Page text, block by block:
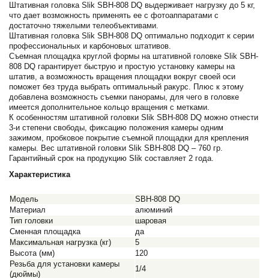
Штативная головка Slik SBH-808 DQ выдерживает нагрузку до 5 кг,
что дает возможность применять ее с фотоаппаратами с
достаточно тяжелыми телеобъективами.
Штативная головка Slik SBH-808 DQ оптимально подходит к серии
профессиональных и карбоновых штативов.
Съемная площадка круглой формы на штативной головке Slik SBH-
808 DQ гарантирует быструю и простую установку камеры на
штатив, а возможность вращения площадки вокруг своей оси
поможет без труда выбрать оптимальный ракурс. Плюс к этому
добавлена возможность съемки панорамы, для чего в головке
имеется дополнительное кольцо вращения с метками.
К особенностям штативной головки Slik SBH-808 DQ можно отнести
3-и степени свободы, фиксацию положения камеры одним
зажимом, пробковое покрытие съемной площадки для крепления
камеры. Вес штативной головки Slik SBH-808 DQ – 760 гр.
Гарантийный срок на продукцию Slik составляет 2 года.
Характеристика
Модель
SBH-808 DQ
Материал
алюминий
Тип головки
шаровая
Сменная площадка
да
Максимальная нагрузка (кг)
5
Высота (мм)
120
Резьба для установки камеры
(дюймы)
1/4